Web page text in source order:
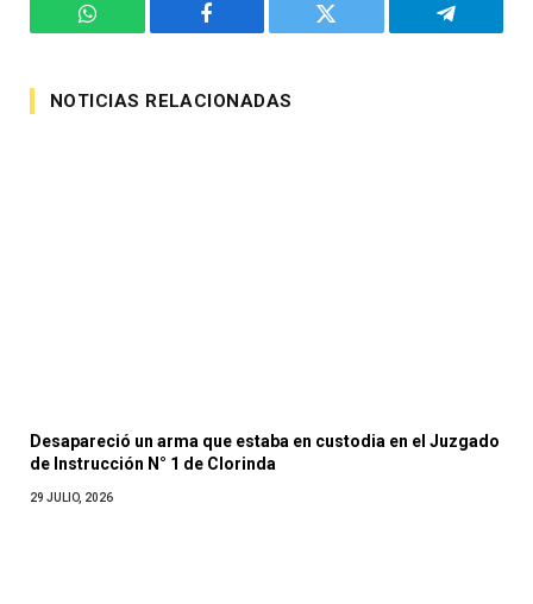
WhatsApp Facebook Twitter Telegram
NOTICIAS RELACIONADAS
Desapareció un arma que estaba en custodia en el Juzgado
de Instrucción N° 1 de Clorinda
29 JULIO, 2026